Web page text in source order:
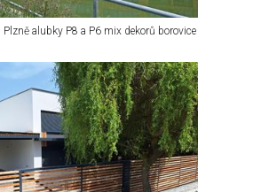
Plzně alubky P8 a P6 mix dekorů borovice